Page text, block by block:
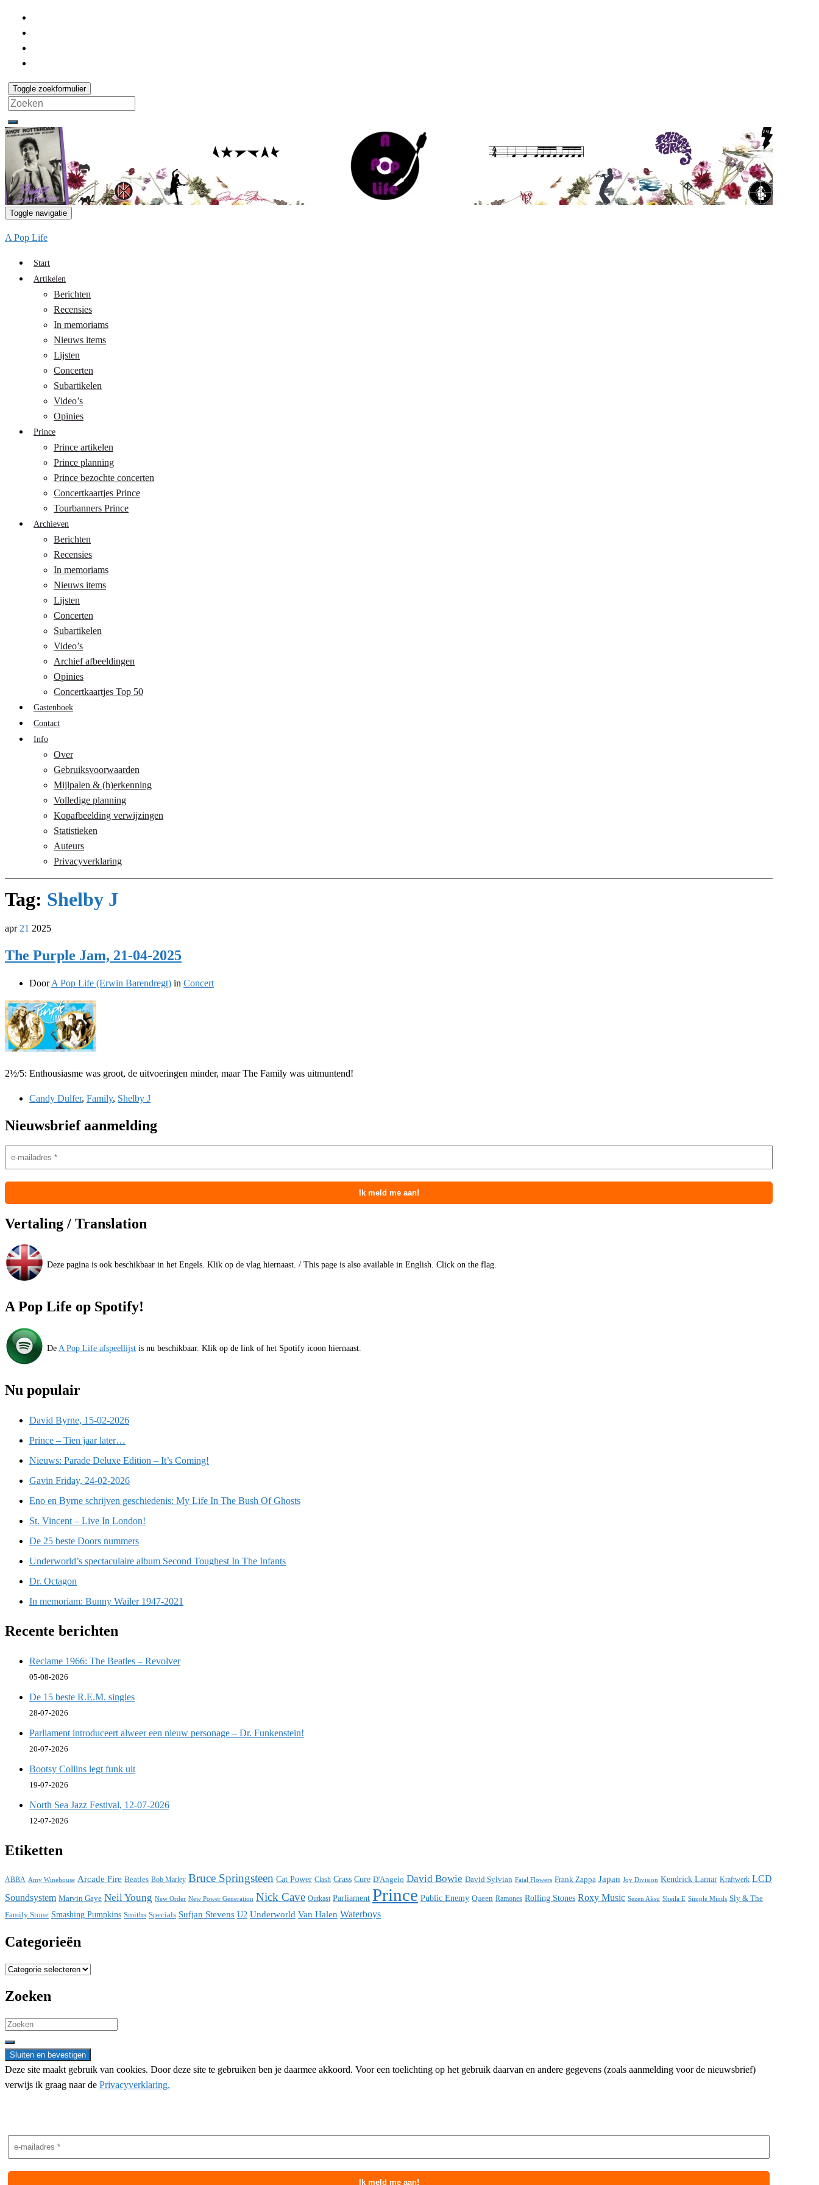
Toggle zoekformulier
Search
for:
Toggle navigatie
A Pop Life
Start
Artikelen
Berichten
Recensies
In memoriams
Nieuws items
Lijsten
Concerten
Subartikelen
Video’s
Opinies
Prince
Prince artikelen
Prince planning
Prince bezochte concerten
Concertkaartjes Prince
Tourbanners Prince
Archieven
Berichten
Recensies
In memoriams
Nieuws items
Lijsten
Concerten
Subartikelen
Video’s
Archief afbeeldingen
Opinies
Concertkaartjes Top 50
Gastenboek
Contact
Info
Over
Gebruiksvoorwaarden
Mijlpalen & (h)erkenning
Volledige planning
Kopafbeelding verwijzingen
Statistieken
Auteurs
Privacyverklaring
Tag: Shelby J
apr 21 2025
The Purple Jam, 21-04-2025
DoorA Pop Life (Erwin Barendregt) in Concert
2½/5: Enthousiasme was groot, de uitvoeringen minder, maar The Family was uitmuntend!
Candy Dulfer, Family, Shelby J
Nieuwsbrief aanmelding
Vertaling / Translation
Deze pagina is ook beschikbaar in het Engels. Klik op de vlag hiernaast. / This page is also available in English. Click on the flag.
A Pop Life op Spotify!
De A Pop Life afspeellijst is nu beschikbaar. Klik op de link of het Spotify icoon hiernaast.
Nu populair
David Byrne, 15-02-2026
Prince – Tien jaar later…
Nieuws: Parade Deluxe Edition – It’s Coming!
Gavin Friday, 24-02-2026
Eno en Byrne schrijven geschiedenis: My Life In The Bush Of Ghosts
St. Vincent – Live In London!
De 25 beste Doors nummers
Underworld’s spectaculaire album Second Toughest In The Infants
Dr. Octagon
In memoriam: Bunny Wailer 1947-2021
Recente berichten
Reclame 1966: The Beatles – Revolver
05-08-2026
De 15 beste R.E.M. singles
28-07-2026
Parliament introduceert alweer een nieuw personage – Dr. Funkenstein!
20-07-2026
Bootsy Collins legt funk uit
19-07-2026
North Sea Jazz Festival, 12-07-2026
12-07-2026
Etiketten
ABBA Amy Winehouse Arcade Fire Beatles Bob Marley Bruce Springsteen Cat Power Clash Crass Cure D'Angelo David Bowie David Sylvian Fatal Flowers Frank Zappa Japan Joy Division Kendrick Lamar Kraftwerk LCD
Soundsystem Marvin Gaye Neil Young New Order New Power Generation Nick Cave Outkast Parliament Prince Public Enemy Queen Ramones Rolling Stones Roxy Music Sezen Aksu Sheila E Simple Minds Sly & The
Family Stone Smashing Pumpkins Smiths Specials Sufjan Stevens U2 Underworld Van Halen Waterboys
Categorieën
Categorieën
Zoeken
Search
for:
Deze site maakt gebruik van cookies. Door deze site te gebruiken ben je daarmee akkoord. Voor een toelichting op het gebruik daarvan en andere gegevens (zoals aanmelding voor de nieuwsbrief)
verwijs ik graag naar de Privacyverklaring.